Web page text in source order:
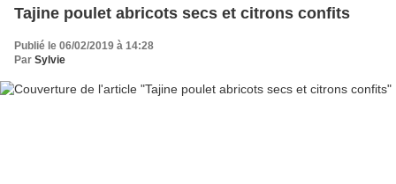
Tajine poulet abricots secs et citrons confits
Publié le 06/02/2019 à 14:28
Par Sylvie